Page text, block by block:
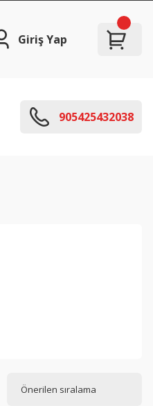
Giriş Yap
905425432038